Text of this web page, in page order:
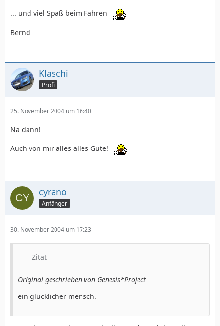
... und viel Spaß beim Fahren
Bernd
Klaschi
Profi
25. November 2004 um 16:40
Na dann!
Auch von mir alles alles Gute!
cyrano
Anfänger
30. November 2004 um 17:23
Zitat
Original geschrieben von Genesis*Project
ein glücklicher mensch.